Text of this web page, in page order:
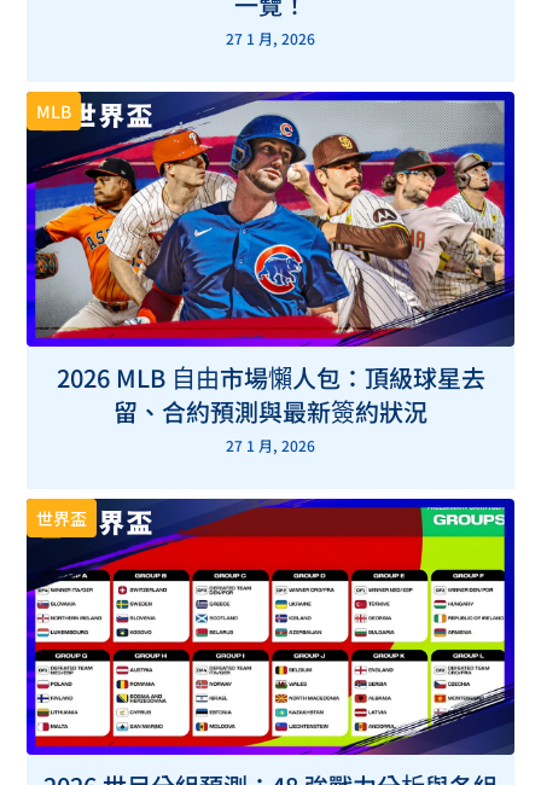
27 1 月, 2026
MLB
2026 MLB 自由市場懶人包：頂級球星去
留、合約預測與最新簽約狀況
27 1 月, 2026
世界盃